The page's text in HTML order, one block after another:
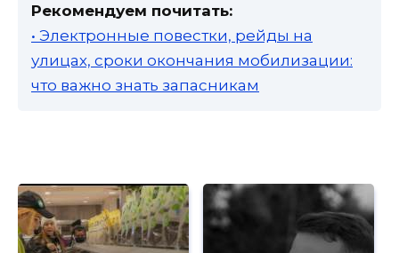
Рекомендуем почитать:
• Электронные повестки, рейды на
улицах, сроки окончания мобилизации:
что важно знать запасникам